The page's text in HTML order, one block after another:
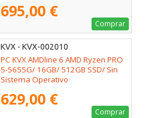
695,00 €
Comprar
KVX - KVX-002010
PC KVX AMDline 6 AMD Ryzen PRO
5-5655G/ 16GB/ 512GB SSD/ Sin
Sistema Operativo
629,00 €
Comprar